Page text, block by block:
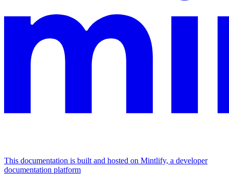
This documentation is built and hosted on Mintlify, a developer
documentation platform